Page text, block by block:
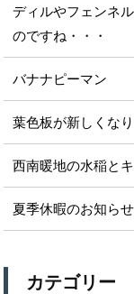
ディルやフェンネ
のですね・・・
バナナピーマン
葉色板が新しくなり
西南暖地の水稲と
夏季休暇のお知らせ
カテゴリー